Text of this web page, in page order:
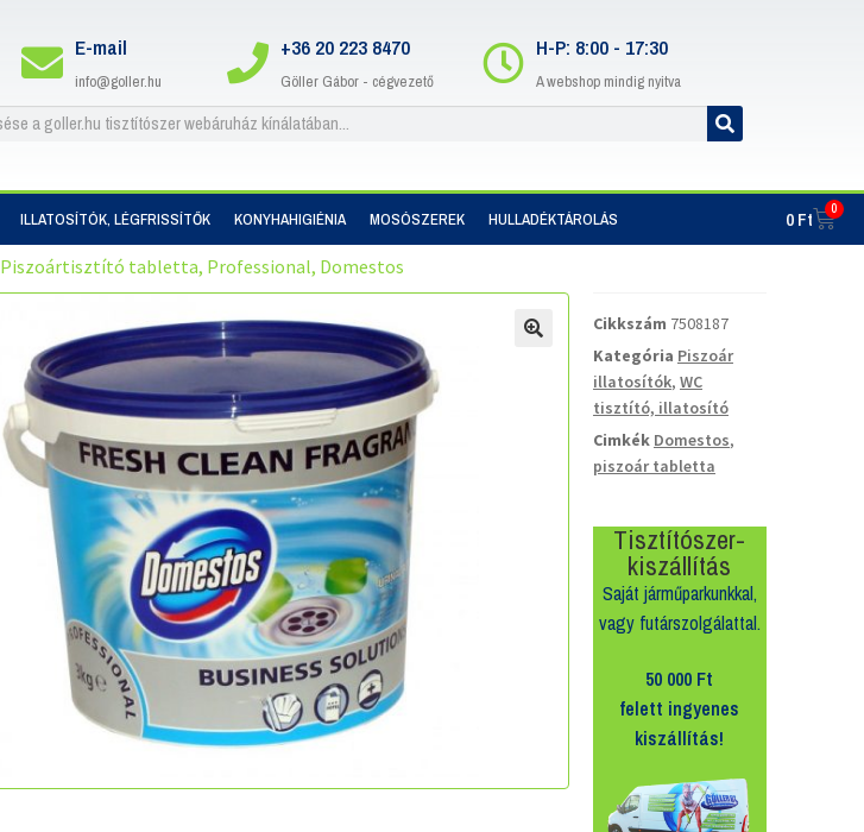
E-mail
info@goller.hu
+36 20 223 8470
Göller Gábor - cégvezető
H-P: 8:00 - 17:30
A webshop mindig nyitva
ILLATOSÍTÓK, LÉGFRISSÍTŐK KONYHAHIGIÉNIA MOSÓSZEREK HULLADÉKTÁROLÁS 0Ft 0
Piszoártisztító tabletta, Professional, Domestos
Cikkszám 7508187
Kategória Piszoár
illatosítók, WC
tisztító, illatosító
Cimkék Domestos,
piszoár tabletta
Tisztítószer-
kiszállítás
Saját járműparkunkkal,
vagy futárszolgálattal.
50 000 Ft
felett ingyenes
kiszállítás!